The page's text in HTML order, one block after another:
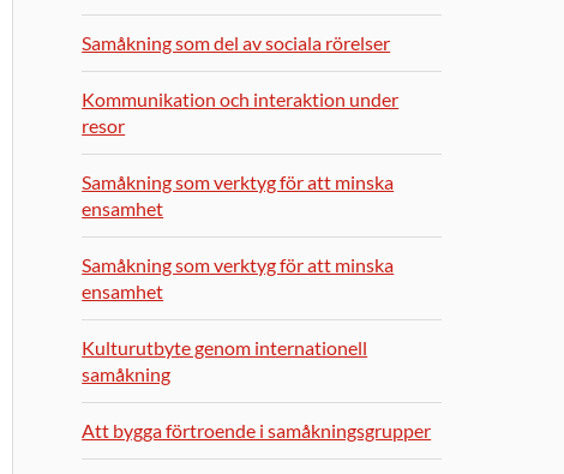
Samåkning som del av sociala rörelser
Kommunikation och interaktion under
resor
Samåkning som verktyg för att minska
ensamhet
Samåkning som verktyg för att minska
ensamhet
Kulturutbyte genom internationell
samåkning
Att bygga förtroende i samåkningsgrupper